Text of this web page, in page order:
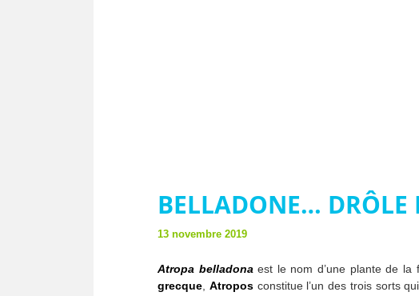
BELLADONE… DRÔLE
13 novembre 2019
Atropa belladona est le nom d’une plante de la
grecque Atroposconstitue l’un des trois sorts